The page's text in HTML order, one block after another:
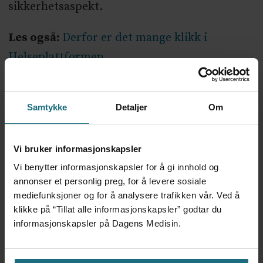
Samtykke Detaljer Om
Vi bruker informasjonskapsler
Vi benytter informasjonskapsler for å gi innhold og
annonser et personlig preg, for å levere sosiale
mediefunksjoner og for å analysere trafikken vår. Ved å
klikke på “Tillat alle informasjonskapsler” godtar du
informasjonskapsler på Dagens Medisin.
sikkerhetsaspekt.
Les også: Derfor er det mange klikk i
Helseplattformen
– Må finne balansen i fellesskap
– Men vi har forståelse for at bruk av
informasjon og fleksibilitet, kan være
forvirrende og frustrerende å forholde seg
til, særlig i starten.
– Frykter dere en lignende motstand mot systemet
som den som beskrives i Finland nå?